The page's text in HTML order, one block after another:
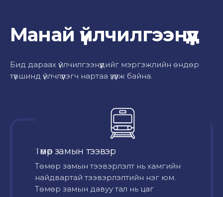
Манай үйлчилгээнүүд
Бид дараах үйлчилгээнүүдийг мэргэжлийн өндөр
түвшинд үйлчлүүлэгч нартаа үзүүлж байна.
Төмөр замын тээвэр
Төмөр замын тээвэрлэлт нь хамгийн
найдвартай тээвэрлэлтийн нэг юм.
Төмөр замын давуу тал нь цаг